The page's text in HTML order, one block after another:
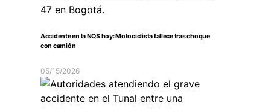
Accidente en la NQS hoy: Motociclista fallece tras choque
con camión
05/15/2026